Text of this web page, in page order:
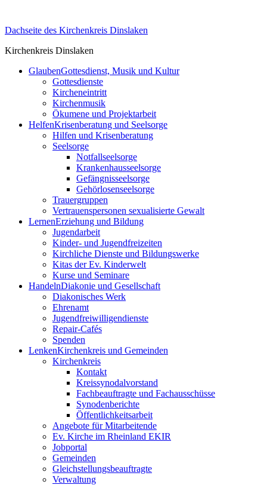
content
Dachseite des Kirchenkreis Dinslaken
Kirchenkreis Dinslaken
GlaubenGottesdienst, Musik und Kultur
Gottesdienste
Kircheneintritt
Kirchenmusik
Ökumene und Projektarbeit
HelfenKrisenberatung und Seelsorge
Hilfen und Krisenberatung
Seelsorge
Notfallseelsorge
Krankenhausseelsorge
Gefängnisseelsorge
Gehörlosenseelsorge
Trauergruppen
Vertrauenspersonen sexualisierte Gewalt
LernenErziehung und Bildung
Jugendarbeit
Kinder- und Jugendfreizeiten
Kirchliche Dienste und Bildungswerke
Kitas der Ev. Kinderwelt
Kurse und Seminare
HandelnDiakonie und Gesellschaft
Diakonisches Werk
Ehrenamt
Jugendfreiwilligendienste
Repair-Cafés
Spenden
LenkenKirchenkreis und Gemeinden
Kirchenkreis
Kontakt
Kreissynodalvorstand
Fachbeauftragte und Fachausschüsse
Synodenberichte
Öffentlichkeitsarbeit
Angebote für Mitarbeitende
Ev. Kirche im Rheinland EKIR
Jobportal
Gemeinden
Gleichstellungs­­­beauftragte
Verwaltung